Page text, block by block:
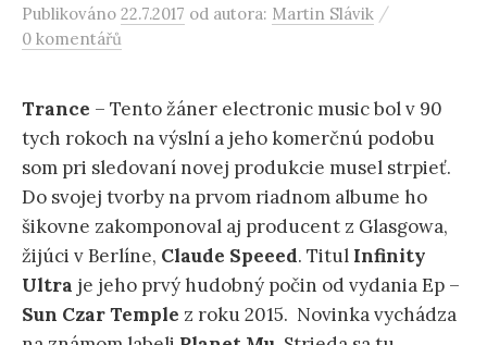
Publikováno 22.7.2017 od autora: Martin Slávik /
0 komentářů
Trance – Tento žáner electronic music bol v 90
tych rokoch na výslní a jeho komerčnú podobu
som pri sledovaní novej produkcie musel strpieť.
Do svojej tvorby na prvom riadnom albume ho
šikovne zakomponoval aj producent z Glasgowa,
žijúci v Berlíne, Claude Speeed. Titul Infinity
Ultra je jeho prvý hudobný počin od vydania Ep –
Sun Czar Temple z roku 2015. Novinka vychádza